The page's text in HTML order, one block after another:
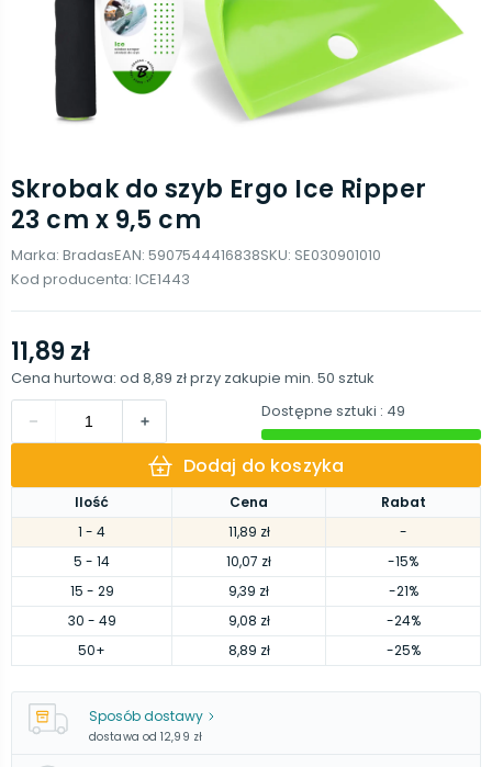
Skrobak do szyb Ergo Ice Ripper
23 cm x 9,5 cm
Marka: BradasEAN: 5907544416838SKU: SE030901010
Kod producenta: ICE1443
Ilość Cena
Rabat
1 - 4 11,89 zł
-
5 - 14 10,07 zł
-15%
15 - 29 9,39 zł
-21%
30 - 49 9,08 zł
-24%
50+ 8,89 zł -25%
11,89 zł
Cena hurtowa: od 8,89 złprzy zakupie min. 50 sztuk
Dostępne sztuki : 49
Dodaj do koszyka
Sposób dostawy
dostawa od 12,99 zł